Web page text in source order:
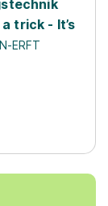
trick - It’s
ERFT